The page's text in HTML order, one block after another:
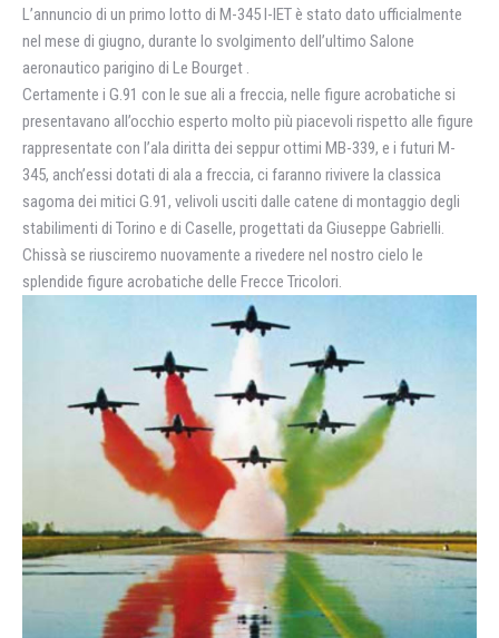
L’annuncio di un primo lotto di M-345 I-IET è stato dato ufficialmente
nel mese di giugno, durante lo svolgimento dell’ultimo Salone
aeronautico parigino di Le Bourget .
Certamente i G.91 con le sue ali a freccia, nelle figure acrobatiche si
presentavano all’occhio esperto molto più piacevoli rispetto alle figure
rappresentate con l’ala diritta dei seppur ottimi MB-339, e i futuri M-
345, anch’essi dotati di ala a freccia, ci faranno rivivere la classica
sagoma dei mitici G.91, velivoli usciti dalle catene di montaggio degli
stabilimenti di Torino e di Caselle, progettati da Giuseppe Gabrielli.
Chissà se riusciremo nuovamente a rivedere nel nostro cielo le
splendide figure acrobatiche delle Frecce Tricolori.